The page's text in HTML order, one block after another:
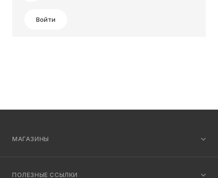
Войти
МАГАЗИНЫ
ПОЛЕЗНЫЕ ССЫЛКИ